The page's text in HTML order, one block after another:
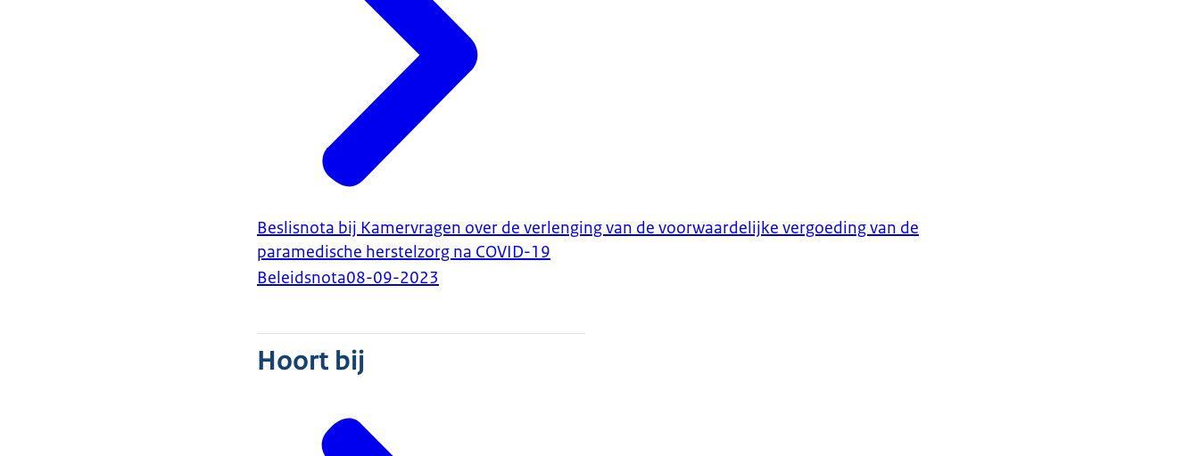
Beslisnota bij Kamervragen over de verlenging van de voorwaardelijke vergoeding van de
paramedische herstelzorg na COVID-19
Beleidsnota08-09-2023
Hoort bij